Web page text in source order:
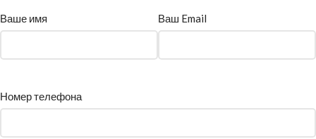
Ваше имя Ваш Email
Номер телефона